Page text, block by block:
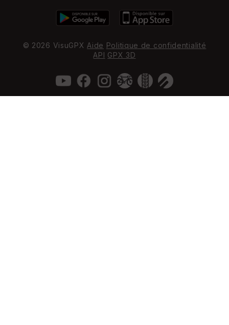
© 2026 VisuGPX Aide Politique de confidentialité
API GPX 3D